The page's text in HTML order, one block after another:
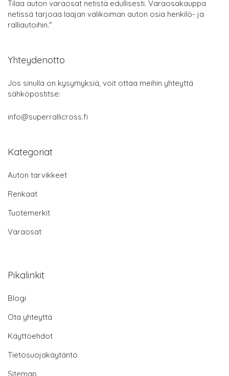
Tilaa auton varaosat netistä edullisesti. Varaosakauppa
netissä tarjoaa laajan valikoiman auton osia henkilö- ja
ralliautoihin."
Yhteydenotto
Jos sinulla on kysymyksiä, voit ottaa meihin yhteyttä
sähköpostitse:
info@superrallicross.fi
Kategoriat
Auton tarvikkeet
Renkaat
Tuotemerkit
Varaosat
Pikalinkit
Blogi
Ota yhteyttä
Käyttöehdot
Tietosuojakäytäntö
Sitemap